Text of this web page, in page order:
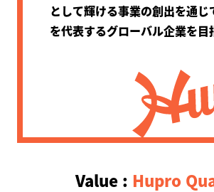
として輝ける事業の創出を通じ
を代表するグローバル企業を目
Value : Hupro